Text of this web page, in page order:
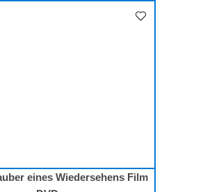
eines Wiedersehens Film